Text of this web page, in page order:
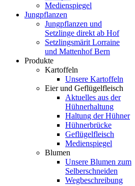
Medienspiegel
Jungpflanzen
Jungpflanzen und
Setzlinge direkt ab Hof
Setzlingsmärit Lorraine
und Mattenhof Bern
Produkte
Kartoffeln
Unsere Kartoffeln
Eier und Geflügelfleisch
Aktuelles aus der
Hühnerhaltung
Haltung der Hühner
Hühnerbrücke
Geflügelfleisch
Medienspiegel
Blumen
Unsere Blumen zum
Selberschneiden
Wegbeschreibung